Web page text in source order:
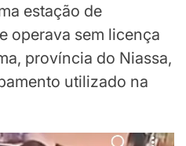
estação de
operava sem licença
província do Niassa,
utilizado na